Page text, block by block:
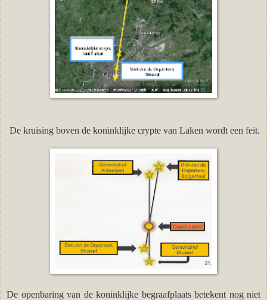
De kruising boven de koninklijke crypte van Laken wordt een feit.
De openbaring van de koninklijke begraafplaats betekent nog niet